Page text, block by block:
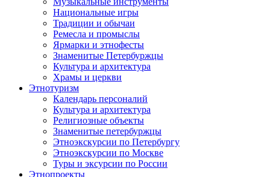
Национальные игры
Традиции и обычаи
Ремесла и промыслы
Ярмарки и этнофесты
Знаменитые Петербуржцы
Культура и архитектура
Храмы и церкви
Этнотуризм
Календарь персоналий
Культура и архитектура
Религиозные объекты
Знаменитые петербуржцы
Этноэкскурсии по Петербургу
Этноэкскурсии по Москве
Туры и эксурсии по России
Этнопроекты